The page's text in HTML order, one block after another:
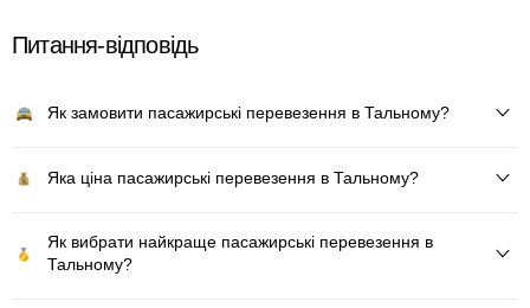
Питання-відповідь
Як замовити пасажирські перевезення в Тальному?
Яка ціна пасажирські перевезення в Тальному?
Як вибрати найкраще пасажирські перевезення в
Тальному?